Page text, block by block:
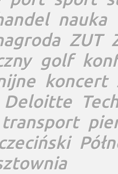
nauka
ZUT
golf
koncert
Deloitte
transport